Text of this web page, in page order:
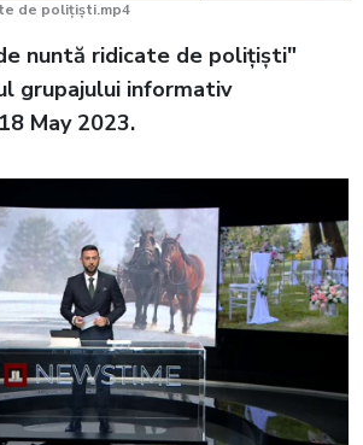
de polițiști.mp4
nuntă ridicate de polițiști"
grupajului informativ
May 2023.